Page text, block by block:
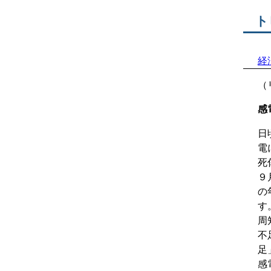
経
感
日
電
死
の
す
周
不
足
感